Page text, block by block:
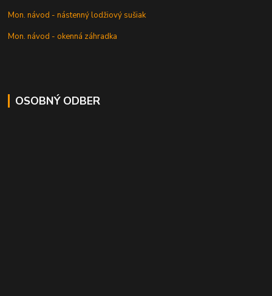
Mon. návod - nástenný lodžiový sušiak
Mon. návod - okenná záhradka
OSOBNÝ ODBER